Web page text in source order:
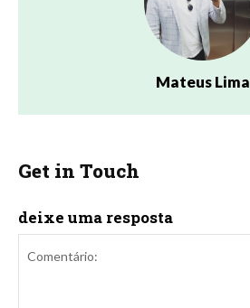
Mateus Lima
Get in Touch
deixe uma resposta